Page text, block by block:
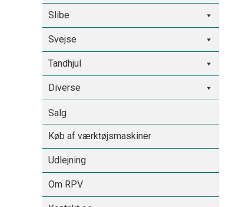
Slibe
Svejse
Tandhjul
Diverse
Salg
Køb af værktøjsmaskiner
Udlejning
Om RPV